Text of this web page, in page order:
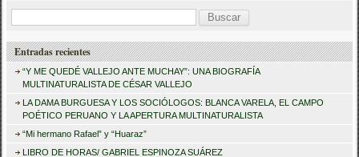
s
a
Entradas recientes
“Y ME QUEDÉ VALLEJO ANTE MUCHAY”: UNA BIOGRAFÍA
MULTINATURALISTA DE CÉSAR VALLEJO
LA DAMA BURGUESA Y LOS SOCIÓLOGOS: BLANCA VARELA, EL CAMPO
POÉTICO PERUANO Y LA APERTURA MULTINATURALISTA
“Mi hermano Rafael” y “Huaraz”
LIBRO DE HORAS/ GABRIEL ESPINOZA SUÁREZ